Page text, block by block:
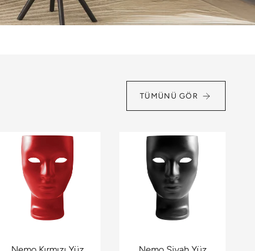
TÜMÜNÜ GÖR